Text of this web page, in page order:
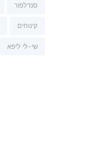
סנדלפור
קינוחים
שי-לי ליפא